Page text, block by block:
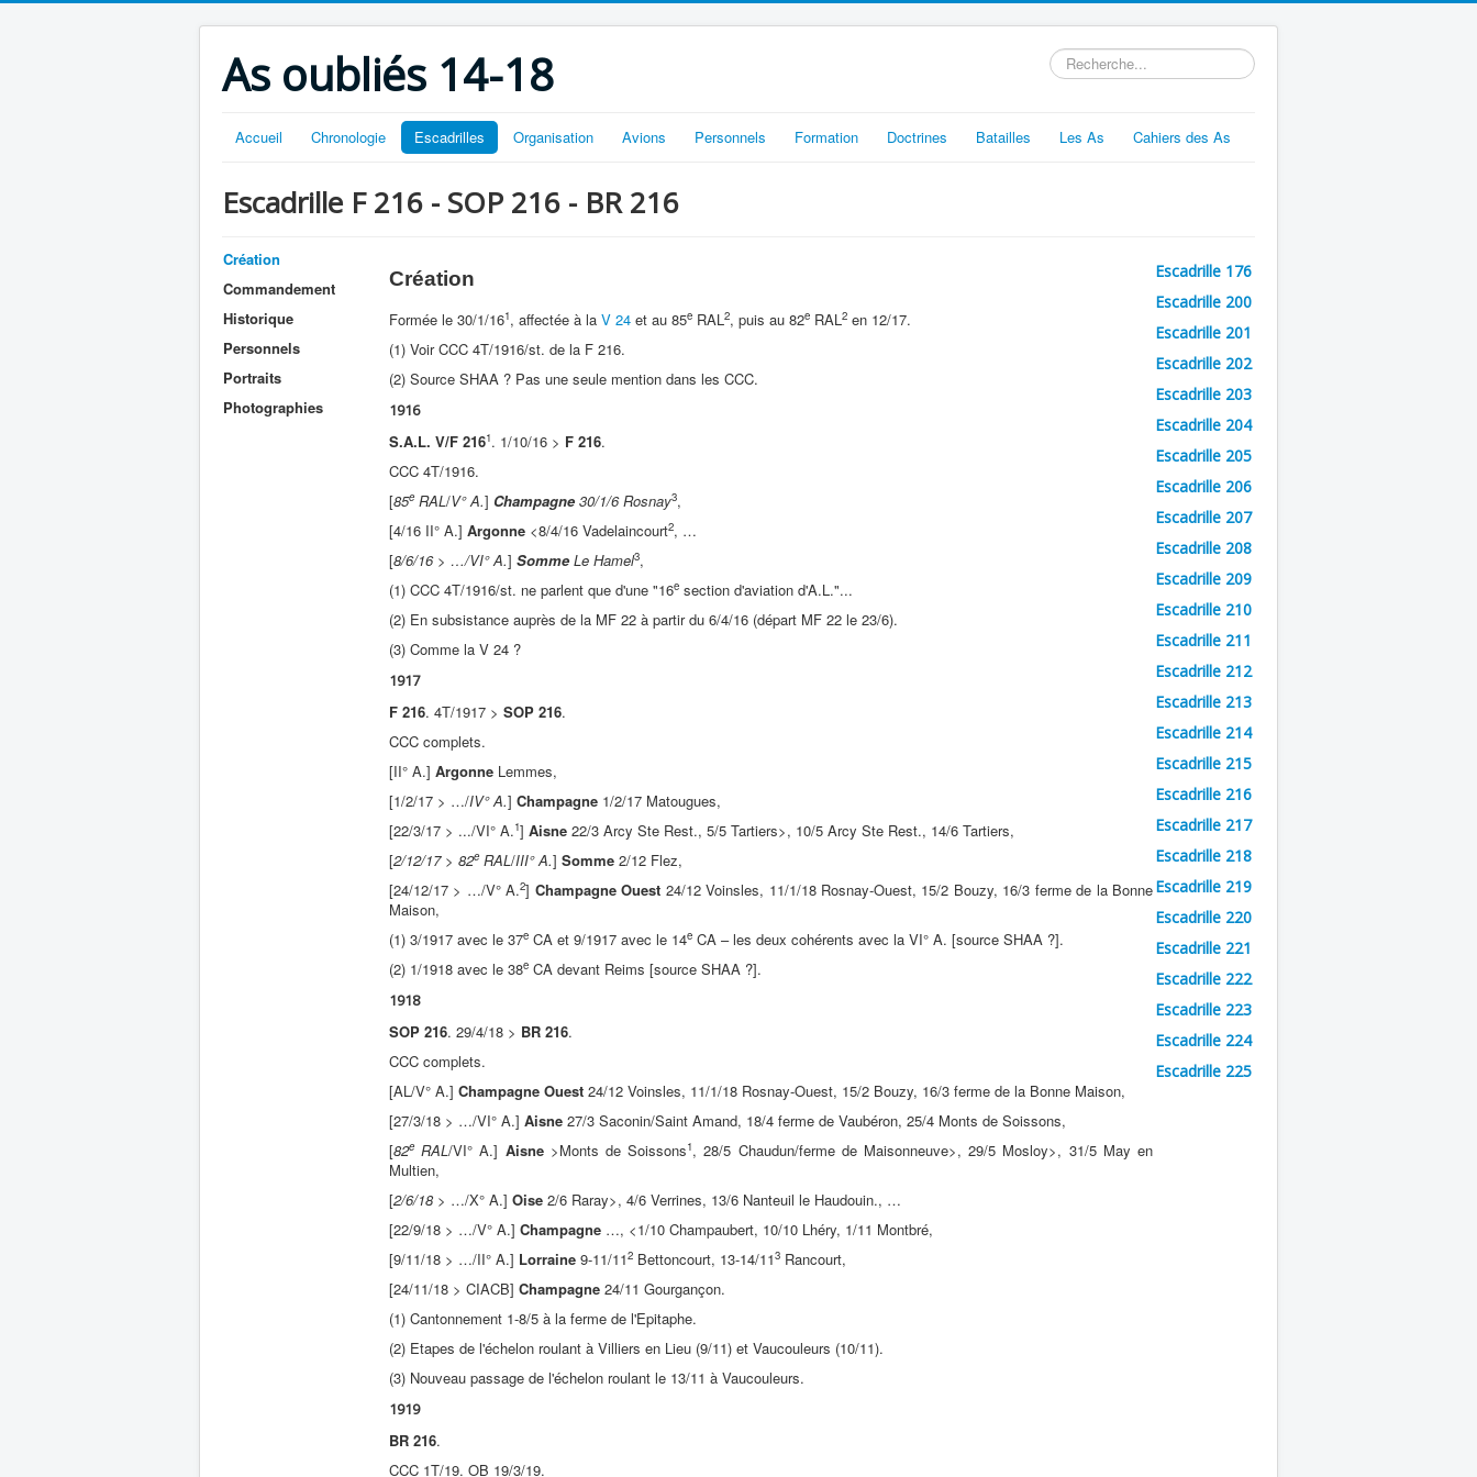
As oubliés 14-18 Rechercher
Accueil Chronologie Escadrilles Organisation Avions Personnels Formation Doctrines Batailles Les As Cahiers des As
Escadrille F 216 - SOP 216 - BR 216
Création
Commandement
Historique
Personnels
Portraits
Photographies
Création
Formée le 30/1/161, affectée à la V 24 et au 85e RAL2, puis au 82e RAL2 en 12/17.
(1) Voir CCC 4T/1916/st. de la F 216.
(2) Source SHAA ? Pas une seule mention dans les CCC.
1916
S.A.L. V/F 2161. 1/10/16 > F 216.
CCC 4T/1916.
[85e RAL/V° A.] Champagne 30/1/6 Rosnay3,
[4/16 II° A.] Argonne <8/4/16 Vadelaincourt2, …
[8/6/16> …/VI° A.] Somme Le Hamel3,
(1) CCC 4T/1916/st. ne parlent que d'une "16e section d'aviation d'A.L."...
(2) En subsistance auprès de la MF 22 à partir du 6/4/16 (départ MF 22 le 23/6).
(3) Comme la V 24 ?
1917
F 216. 4T/1917 > SOP 216.
CCC complets.
[II° A.] Argonne Lemmes,
[1/2/17 > …/IV° A.] Champagne 1/2/17 Matougues,
[22/3/17 > .../VI° A.1] Aisne 22/3 Arcy Ste Rest., 5/5 Tartiers>, 10/5 Arcy Ste Rest., 14/6 Tartiers,
[2/12/17> 82e RAL/III° A.] Somme 2/12 Flez,
[24/12/17 > …/V° A.2] Champagne Ouest 24/12 Voinsles, 11/1/18 Rosnay-Ouest, 15/2 Bouzy, 16/3 ferme de la Bonne
Maison,
(1) 3/1917 avec le 37e CA et 9/1917 avec le 14e CA – les deux cohérents avec la VI° A. [source SHAA ?].
(2) 1/1918 avec le 38e CA devant Reims [source SHAA ?].
1918
SOP 216. 29/4/18 > BR 216.
CCC complets.
[AL/V° A.] Champagne Ouest 24/12 Voinsles, 11/1/18 Rosnay-Ouest, 15/2 Bouzy, 16/3 ferme de la Bonne Maison,
[27/3/18 > …/VI° A.] Aisne 27/3 Saconin/Saint Amand, 18/4 ferme de Vaubéron, 25/4 Monts de Soissons,
[82e RAL/VI° A.] Aisne>Monts de Soissons1, 28/5 Chaudun/ferme de Maisonneuve>, 29/5 Mosloy>, 31/5 May en
Multien,
[2/6/18 > …/X° A.] Oise 2/6 Raray>, 4/6 Verrines, 13/6 Nanteuil le Haudouin., …
[22/9/18 > …/V° A.] Champagne …, <1/10 Champaubert, 10/10 Lhéry, 1/11 Montbré,
[9/11/18 > …/II° A.] Lorraine 9-11/112 Bettoncourt, 13-14/113 Rancourt,
[24/11/18 > CIACB] Champagne 24/11 Gourgançon.
(1) Cantonnement 1-8/5 à la ferme de l'Epitaphe.
(2) Etapes de l'échelon roulant à Villiers en Lieu (9/11) et Vaucouleurs (10/11).
(3) Nouveau passage de l'échelon roulant le 13/11 à Vaucouleurs.
1919
BR 216.
CCC 1T/19. OB 19/3/19.
Escadrille 176
Escadrille 200
Escadrille 201
Escadrille 202
Escadrille 203
Escadrille 204
Escadrille 205
Escadrille 206
Escadrille 207
Escadrille 208
Escadrille 209
Escadrille 210
Escadrille 211
Escadrille 212
Escadrille 213
Escadrille 214
Escadrille 215
Escadrille 216
Escadrille 217
Escadrille 218
Escadrille 219
Escadrille 220
Escadrille 221
Escadrille 222
Escadrille 223
Escadrille 224
Escadrille 225